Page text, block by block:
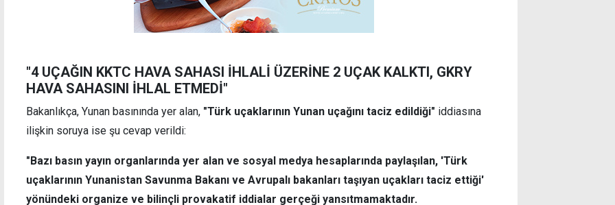
"4 UÇAĞIN KKTC HAVA SAHASI İHLALİ ÜZERİNE 2 UÇAK KALKTI, GKRY
HAVA SAHASINI İHLAL ETMEDİ"
Bakanlıkça, Yunan basınında yer alan, "Türk uçaklarının Yunan uçağını taciz edildiği" iddiasına
ilişkin soruya ise şu cevap verildi:
"Bazı basın yayın organlarında yer alan ve sosyal medya hesaplarında paylaşılan, 'Türk
uçaklarının Yunanistan Savunma Bakanı ve Avrupalı bakanları taşıyan uçakları taciz ettiği'
yönündeki organize ve bilinçli provakatif iddialar gerçeği yansıtmamaktadır.